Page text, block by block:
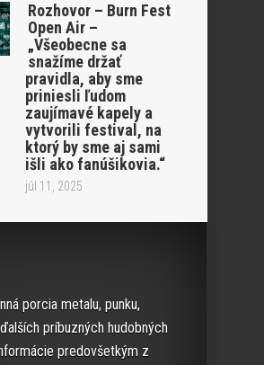
Rozhovor – Burn Fest
Open Air –
„Všeobecne sa
snažíme držať
pravidla, aby sme
priniesli ľudom
zaujímavé kapely a
vytvorili festival, na
ktorý by sme aj sami
išli ako fanúšikovia.“
júl 11, 2025
porcia metalu, punku,
príbuzných hudobných
predovšetkým z